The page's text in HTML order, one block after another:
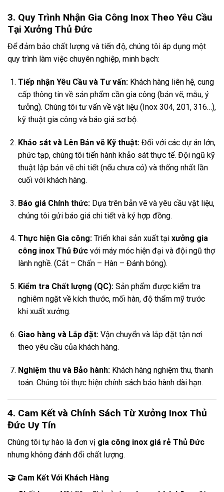
3. Quy Trình Nhận Gia Công Inox Theo Yêu Cầu
Tại Xưởng Thủ Đức
Để đảm bảo chất lượng và tiến độ, chúng tôi áp dụng một
quy trình làm việc chuyên nghiệp, minh bạch:
Tiếp nhận Yêu Cầu và Tư vấn:Khách hàng liên hệ, cung
cấp thông tin về sản phẩm cần gia công (bản vẽ, mẫu, ý
tưởng). Chúng tôi tư vấn về vật liệu (Inox 304, 201, 316…),
kỹ thuật gia công và báo giá sơ bộ.
Khảo sát và Lên Bản vẽ Kỹ thuật:Đối với các dự án lớn,
phức tạp, chúng tôi tiến hành khảo sát thực tế. Đội ngũ kỹ
thuật lập bản vẽ chi tiết (nếu chưa có) và thống nhất lần
cuối với khách hàng.
Báo giá Chính thức:Dựa trên bản vẽ và yêu cầu vật liệu,
chúng tôi gửi báo giá chi tiết và ký hợp đồng.
Thực hiện Gia công:Triển khai sản xuất tại xưởng gia
công inox Thủ Đứcvới máy móc hiện đại và đội ngũ thợ
lành nghề. (Cắt – Chấn – Hàn – Đánh bóng).
Kiểm tra Chất lượng (QC):Sản phẩm được kiểm tra
nghiêm ngặt về kích thước, mối hàn, độ thẩm mỹ trước
khi xuất xưởng.
Giao hàng và Lắp đặt:Vận chuyển và lắp đặt tận nơi
theo yêu cầu của khách hàng.
Nghiệm thu và Bảo hành:Khách hàng nghiệm thu, thanh
toán. Chúng tôi thực hiện chính sách bảo hành dài hạn.
4. Cam Kết và Chính Sách Từ Xưởng Inox Thủ
Đức Uy Tín
Chúng tôi tự hào là đơn vị gia công inox giá rẻ Thủ Đức
nhưng không đánh đổi chất lượng.
🤝 Cam Kết Với Khách Hàng